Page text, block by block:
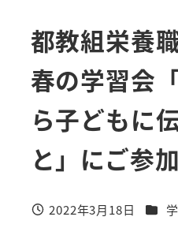
都教組栄養
春の学習会
ら子どもに
と」にご参
投稿日
2022年3月18日 カテ